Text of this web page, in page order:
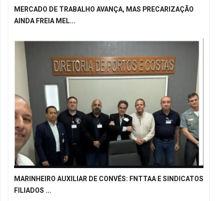
MERCADO DE TRABALHO AVANÇA, MAS PRECARIZAÇÃO
AINDA FREIA MEL...
MARINHEIRO AUXILIAR DE CONVÉS: FNTTAA E SINDICATOS
FILIADOS ...